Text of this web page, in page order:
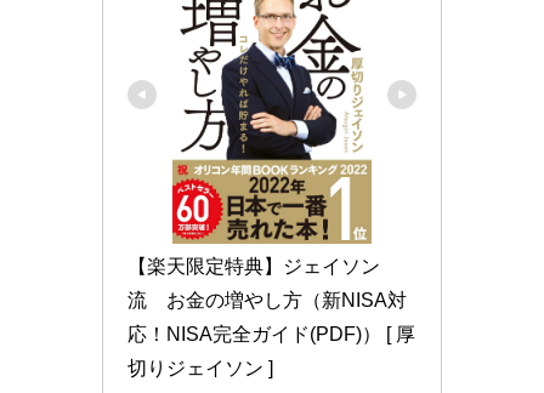
【楽天限定特典】ジェイソン
流　お金の増やし方（新NISA対
応！NISA完全ガイド(PDF)） [ 厚
切りジェイソン ]